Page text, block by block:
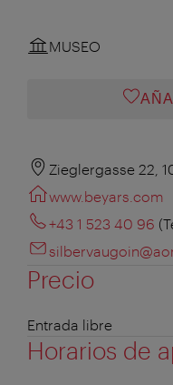
MUSEO
Zieglergasse 22,
www.beyars.com
+43 1 523 40 96
Precio
Entrada libre
Horarios de